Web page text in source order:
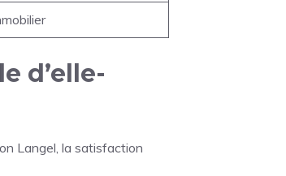
d’elle-
Langel, la satisfaction